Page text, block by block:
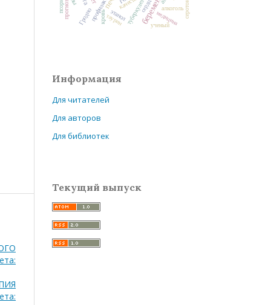
туберкулез алкоголь
этанол
Гродно
прогноз кровь медицина серотонин
таурин
сердце
ученый
Информация
Для читателей
Для авторов
Для библиотек
Текущий выпуск